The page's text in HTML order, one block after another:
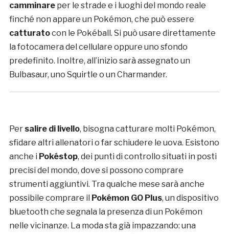
camminareper le strade e i luoghi del mondo reale
finché non appare un Pokémon, che può essere
catturatocon le Pokéball. Si può usare direttamente
la fotocamera del cellulare oppure uno sfondo
predefinito. Inoltre, all’inizio sarà assegnato un
Bulbasaur, uno Squirtle o un Charmander.
Per salire di livello, bisogna catturare molti Pokémon,
sfidare altri allenatori o far schiudere le uova. Esistono
anche i Pokéstop, dei punti di controllo situati in posti
precisi del mondo, dove si possono comprare
strumenti aggiuntivi. Tra qualche mese sarà anche
possibile comprare il Pokémon GO Plus, un dispositivo
bluetooth che segnala la presenza di un Pokémon
nelle vicinanze. La moda sta già impazzando: una